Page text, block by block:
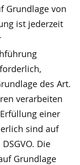
Grundlage von
ist jederzeit
des Art.
verarbeiten
einer
sind auf
Die
Grundlage